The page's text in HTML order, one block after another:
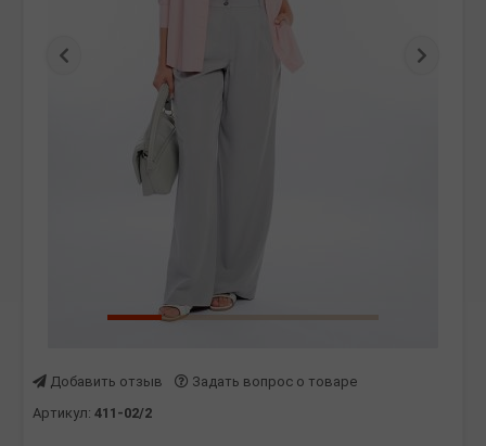
Предыдущая
Добавить отзыв
Задать вопрос о товаре
Артикул: 411-02/2